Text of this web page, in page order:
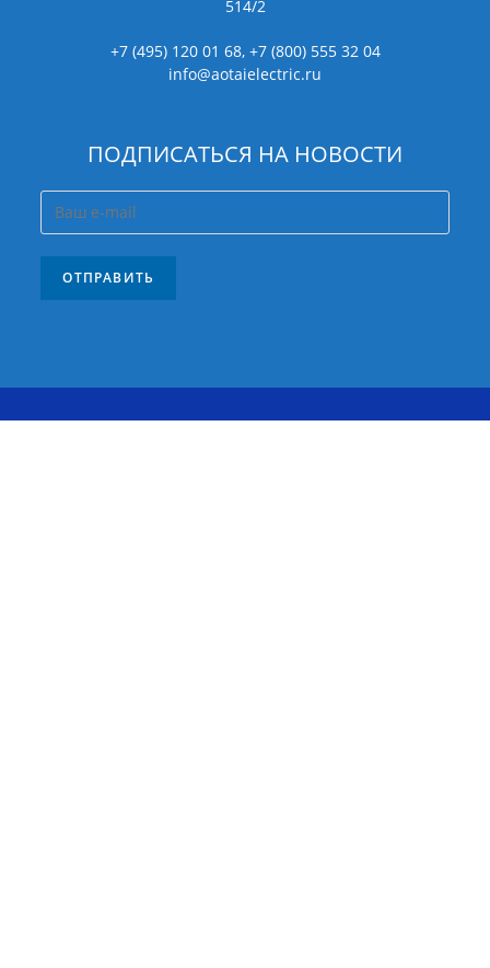
514/2
+7 (495) 120 01 68, +7 (800) 555 32 04
info@aotaielectric.ru
ПОДПИСАТЬСЯ НА НОВОСТИ